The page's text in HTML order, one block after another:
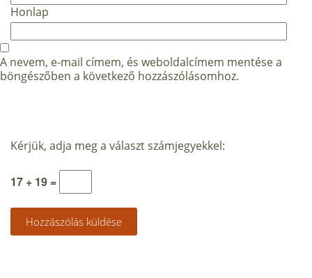
Honlap
A nevem, e-mail címem, és weboldalcímem mentése a
böngészőben a következő hozzászólásomhoz.
Kérjük, adja meg a választ számjegyekkel:
17 + 19 =